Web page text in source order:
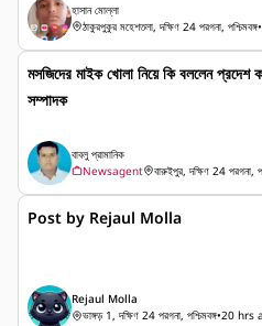
হাসান মোল্লা
ঠাকুরপুকুর মহেশতলা, দক্ষিণ 24 পরগনা, পশ্চিমবঙ্গ•
মসজিদের মাইক খোলা নিয়ে কি বললেন প্রদেশ
সম্পাদক
বাবলু প্রামানিক
Newsagent
বারুইপুর, দক্ষিণ 24 পরগনা,
Post by Rejaul Molla
Rejaul Molla
ভাঙ্গড় 1, দক্ষিণ 24 পরগনা, পশ্চিমবঙ্গ•20 hrs